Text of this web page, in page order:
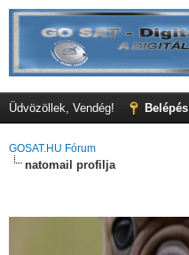
Üdvözöllek, Vendég! Belépés
GOSAT.HU Fórum
natomail profilja